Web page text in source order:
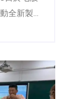
全新製
全球布
動能。